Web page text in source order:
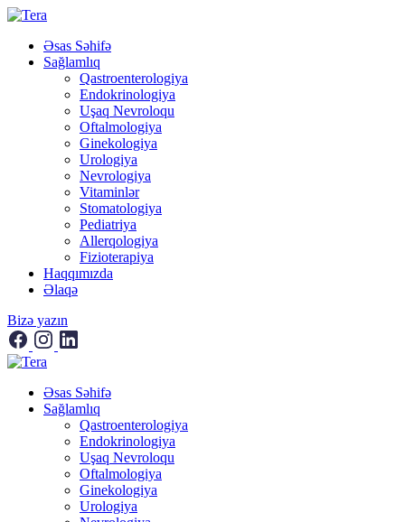
Əsas Səhifə
Sağlamlıq
Qastroenterologiya
Endokrinologiya
Uşaq Nevroloqu
Oftalmologiya
Ginekologiya
Urologiya
Nevrologiya
Vitaminlər
Stomatologiya
Pediatriya
Allerqologiya
Fizioterapiya
Haqqımızda
Əlaqə
Bizə yazın
Əsas Səhifə
Sağlamlıq
Qastroenterologiya
Endokrinologiya
Uşaq Nevroloqu
Oftalmologiya
Ginekologiya
Urologiya